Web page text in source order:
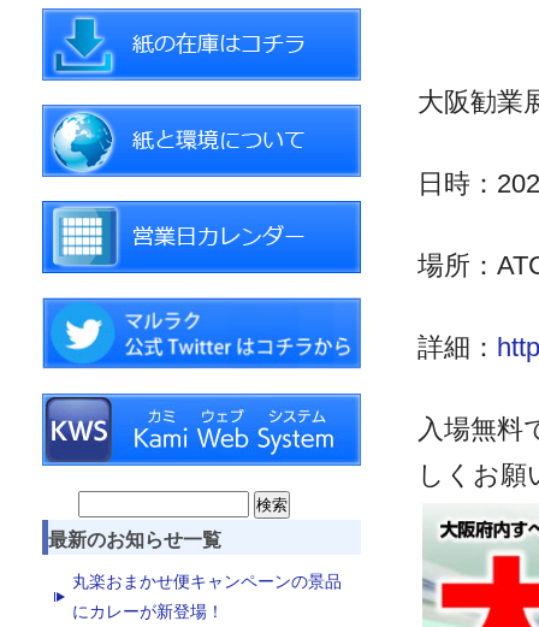
大阪勧業
日時：
場所：
詳細：
入場無料
しくお願
for:
最新のお知らせ一覧
丸楽おまかせ便キャンペーンの景品
にカレーが新登場！